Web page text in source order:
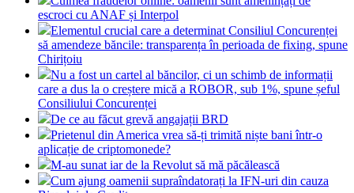
escroci cu ANAF și Interpol
Elementul crucial care a determinat Consiliul Concurenței
să amendeze băncile: transparența în perioada de fixing, spune
Chirițoiu
Nu a fost un cartel al băncilor, ci un schimb de informații
care a dus la o creștere mică a ROBOR, sub 1%, spune șeful
Consiliului Concurenței
De ce au făcut grevă angajații BRD
Prietenul din America vrea să-ți trimită niște bani într-o
aplicație de criptomonede?
M-au sunat iar de la Revolut să mă păcălească
Cum ajung oamenii supraîndatorați la IFN-uri din cauza